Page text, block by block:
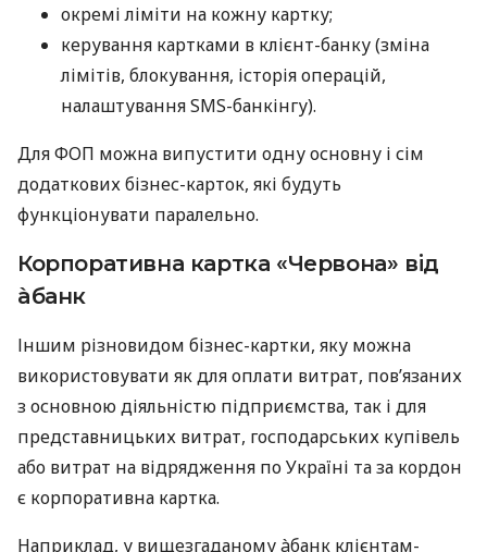
окремі ліміти на кожну картку;
керування картками в клієнт-банку (зміна
лімітів, блокування, історія операцій,
налаштування SMS-банкінгу).
Для ФОП можна випустити одну основну і сім
додаткових бізнес-карток, які будуть
функціонувати паралельно.
Корпоративна картка «Червона» від
àбанк
Іншим різновидом бізнес-картки, яку можна
використовувати як для оплати витрат, пов’язаних
з основною діяльністю підприємства, так і для
представницьких витрат, господарських купівель
або витрат на відрядження по Україні та за кордон
є корпоративна картка.
Наприклад, у вищезгаданому àбанк клієнтам-